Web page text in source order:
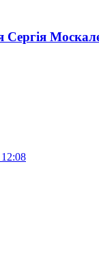
Сергія